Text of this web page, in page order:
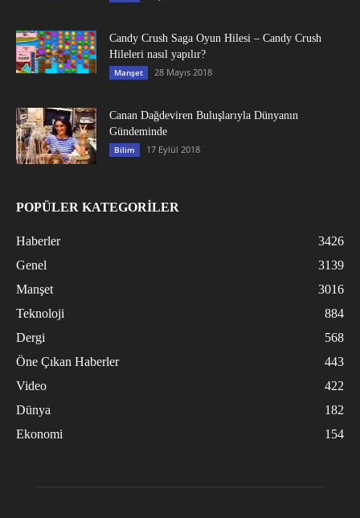
Candy Crush Saga Oyun Hilesi – Candy Crush
Hileleri nasıl yapılır?
Manşet 28 Mayıs 2018
Canan Dağdeviren Buluşlarıyla Dünyanın
Gündeminde
Bilim 17 Eylül 2018
POPÜLER KATEGORİLER
Haberler
3426
Genel
3139
Manşet
3016
Teknoloji
884
Dergi
568
Öne Çıkan Haberler
443
Video
422
Dünya
182
Ekonomi
154